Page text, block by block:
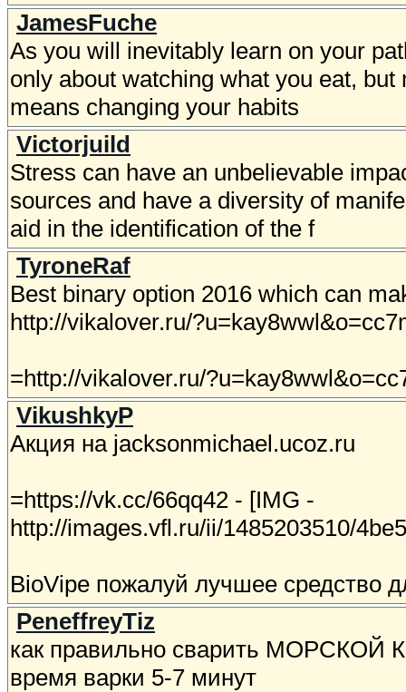
JamesFuche
As you will inevitably learn on your
only about watching what you eat,
means changing your habits
Victorjuild
Stress can have an unbelievable
sources and have a diversity of
aid in the identification of the f
TyroneRaf
Best binary option 2016 which can
http://vikalover.ru/
=http://vikalover.ru/
VikushkyP
Акция на jacksonmichael.ucoz.ru
=https://vk.cc/66qq42 - [IMG -
http://images.vfl.ru/ii/1485203510/
BioVipe пожалуй лучшее средство
PeneffreyTiz
как правильно сварить МОРСКОЙ
время варки 5-7 минут